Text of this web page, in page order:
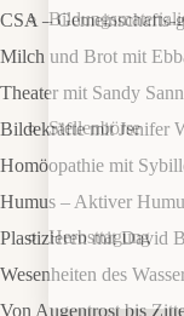
Stellenbörse
Herbsttagung
CSA – Gemeinschafts-
Milch und Brot mit
Theater mit Sandy
Bildekräfte mit Jenifer
Homöopathie mit
Humus – Aktiver
Plastizieren mit David
Wesenheiten des
Von Augentrost bis